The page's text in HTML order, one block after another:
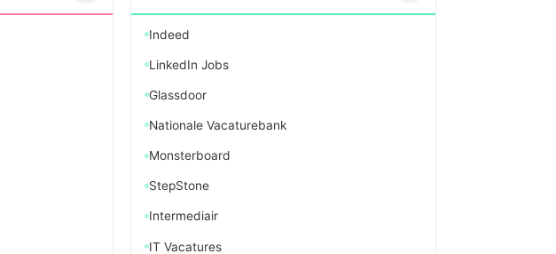
Indeed
LinkedIn Jobs
Glassdoor
Nationale Vacaturebank
Monsterboard
StepStone
Intermediair
IT Vacatures